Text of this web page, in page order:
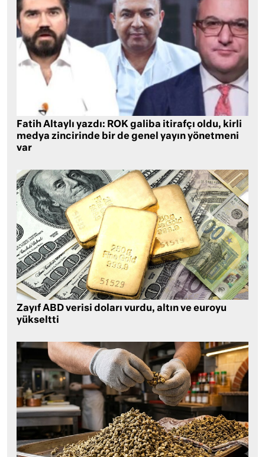
Fatih Altaylı yazdı: ROK galiba itirafçı oldu, kirli
medya zincirinde bir de genel yayın yönetmeni
var
Zayıf ABD verisi doları vurdu, altın ve euroyu
yükseltti